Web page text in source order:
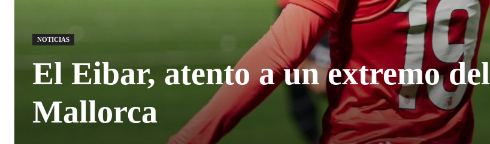
NOTICIAS
El Eibar, atento a un extremo del
Mallorca